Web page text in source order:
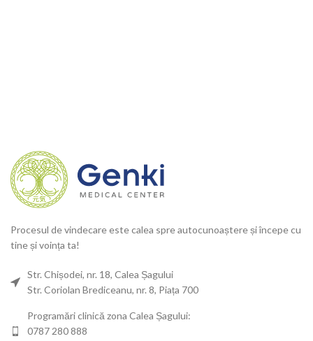
Procesul de vindecare este calea spre autocunoaștere și începe cu
tine și voința ta!
Str. Chișodei, nr. 18, Calea Șagului
Str. Coriolan Brediceanu, nr. 8, Piața 700
Programări clinică zona Calea Șagului:
0787 280 888